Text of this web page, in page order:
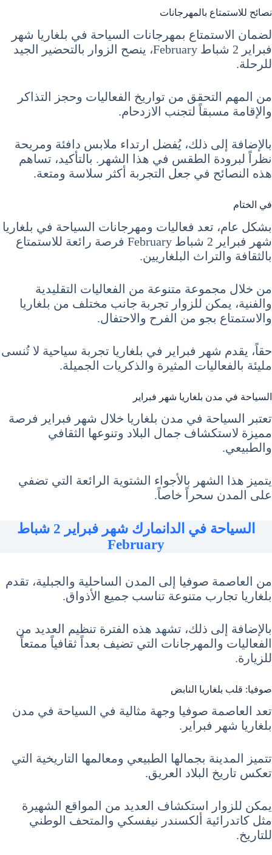
نصائح للاستمتاع بالمهرجانات
لضمان الاستمتاع بمهرجانات السياحة في بلغاريا شهر
فبراير 2 شباط February، ينصح الزوار بالتحضير الجيد
للرحلة.
من المهم التحقق من تواريخ الفعاليات وحجز التذاكر
والإقامة مسبقاً لتجنب الازدحام.
بالإضافة إلى ذلك، يُفضل ارتداء ملابس دافئة ومريحة
نظراً لبرودة الطقس في هذا الشهر. بالتأكيد، تساهم
هذه النصائح في جعل التجربة أكثر سلاسة ومتعة.
في الختام
بشكل عام، تعد فعاليات ومهرجانات السياحة في بلغاريا
شهر فبراير 2 شباط February فرصة رائعة للاستمتاع
بالثقافة والتراث البلغاريين.
من خلال مجموعة متنوعة من الفعاليات التقليدية
والفنية، يمكن للزوار تجربة جانب مختلف من بلغاريا
والاستمتاع بجو من الفرح والاحتفال.
حقاً، يقدم شهر فبراير في بلغاريا تجربة سياحية لا تُنسى
مليئة بالفعاليات المثيرة والذكريات الجميلة.
السياحة في مدن بلغاريا شهر فبراير
تعتبر السياحة في مدن بلغاريا خلال شهر فبراير فرصة
مميزة لاستكشاف جمال البلاد وتنوعها الثقافي
والطبيعي.
يتميز هذا الشهر بالأجواء الشتوية الرائعة التي تضفي
على المدن سحراً خاصاً.
السياحة في الدانمارك شهر فبراير 2 شباط
February
من العاصمة صوفيا إلى المدن الساحلية والجبلية، تقدم
بلغاريا تجارب متنوعة تناسب جميع الأذواق.
بالإضافة إلى ذلك، تشهد هذه الفترة تنظيم العديد من
الفعاليات والمهرجانات التي تضيف بعداً ثقافياً ممتعاً
للزيارة.
صوفيا: قلب بلغاريا النابض
تعد العاصمة صوفيا وجهة مثالية في السياحة في مدن
بلغاريا شهر فبراير.
تتميز المدينة بجمالها الطبيعي ومعالمها التاريخية التي
تعكس تاريخ البلاد العريق.
يمكن للزوار استكشاف العديد من المواقع الشهيرة
مثل كاتدرائية ألكسندر نيفسكي والمتحف الوطني
للتاريخ.